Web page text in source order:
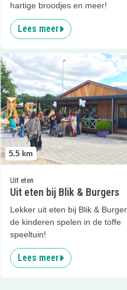
hartige broodjes en meer!
Lees meer
5.5 km
Uit eten
Uit eten bij Blik & Burgers
Lekker uit eten bij Blik &
de kinderen spelen in de toffe
speeltuin!
Lees meer
Lees meer Uit eten bij Blik